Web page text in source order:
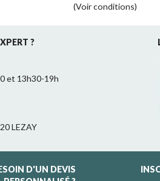
(Voir conditions)
?
et 13h30-19h
LEZAY
D'UN DEVIS